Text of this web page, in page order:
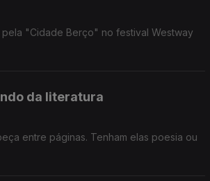
pela "Cidade Berço" no festival Westway
da literatura
entre páginas. Tenham elas poesia ou